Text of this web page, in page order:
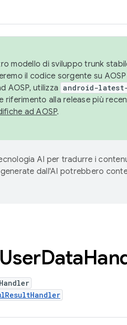
modello di sviluppo trunk
il codice sorgente su
AOSP, utilizza android-
riferimento alla release più
ad AOSP.
AI per tradurre i
dall'AI potrebbero
UserData